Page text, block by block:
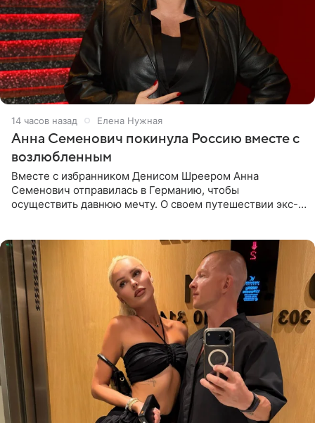
14 часов назад Елена Нужная
Анна Семенович покинула Россию вместе с
возлюбленным
Вместе с избранником Денисом Шреером Анна
Семенович отправилась в Германию, чтобы
осуществить давнюю мечту. О своем путешествии экс-